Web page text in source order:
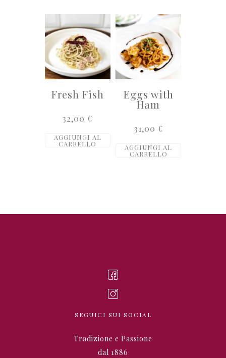
Fresh Fish
32,00 €
AGGIUNGI AL
CARRELLO
Eggs with
Ham
31,00 €
AGGIUNGI AL
CARRELLO
SEGUICI SUI SOCIAL
Tradizione e Passione
dal 1886